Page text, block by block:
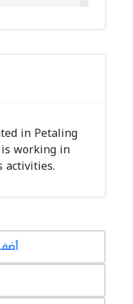
in Petaling
is working in
activities.